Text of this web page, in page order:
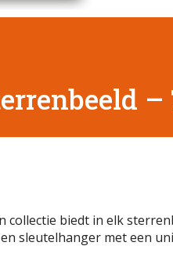
collectie biedt in elk
sleutelhanger met een